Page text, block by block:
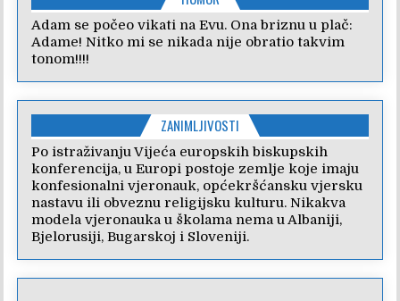
Adam se počeo vikati na Evu. Ona briznu u plač:
Adame! Nitko mi se nikada nije obratio takvim
tonom!!!!
ZANIMLJIVOSTI
Po istraživanju Vijeća europskih biskupskih
konferencija, u Europi postoje zemlje koje imaju
konfesionalni vjeronauk, općekršćansku vjersku
nastavu ili obveznu religijsku kulturu. Nikakva
modela vjeronauka u školama nema u Albaniji,
Bjelorusiji, Bugarskoj i Sloveniji.